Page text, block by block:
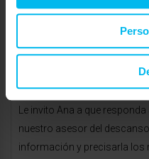
Hay una serie de
no exista el colchón idóneo
en cuenta la altura y peso
Le invito Ana a que
nuestro asesor del
información y precisarla los